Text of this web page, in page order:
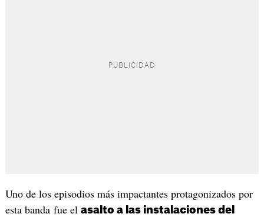
Uno de los episodios más impactantes protagonizados por
esta banda fue el asalto a las instalaciones del